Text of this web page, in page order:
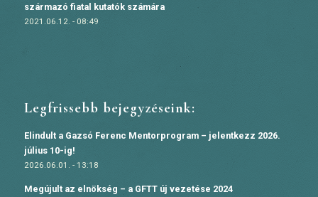
származó fiatal kutatók számára
2021.06.12. - 08:49
Legfrissebb bejegyzéseink:
Elindult a Gazsó Ferenc Mentorprogram – jelentkezz 2026.
július 10-ig!
2026.06.01. - 13:18
Megújult az elnökség – a GFTT új vezetése 2024